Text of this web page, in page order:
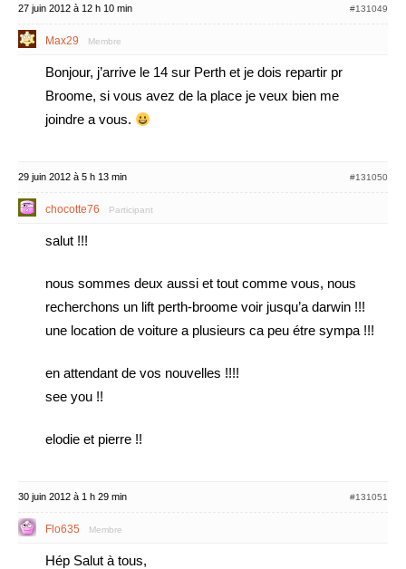
27 juin 2012 à 12 h 10 min #131049
Max29 Membre
Bonjour, j’arrive le 14 sur Perth et je dois repartir pr
Broome, si vous avez de la place je veux bien me
joindre a vous.
29 juin 2012 à 5 h 13 min #131050
chocotte76 Participant
salut !!!
nous sommes deux aussi et tout comme vous, nous
recherchons un lift perth-broome voir jusqu’a darwin !!!
une location de voiture a plusieurs ca peu étre sympa !!!
en attendant de vos nouvelles !!!!
see you !!
elodie et pierre !!
30 juin 2012 à 1 h 29 min #131051
Flo635 Membre
Hép Salut à tous,